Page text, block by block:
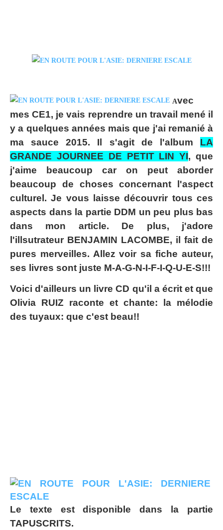
Avec
mes CE1, je vais reprendre un travail mené il
y a quelques années mais que j'ai remanié à
ma sauce 2015. Il s'agit de l'album LA
GRANDE JOURNEE DE PETIT LIN YI, que
j'aime beaucoup car on peut aborder
beaucoup de choses concernant l'aspect
culturel. Je vous laisse découvrir tous ces
aspects dans la partie DDM un peu plus bas
dans mon article. De plus, j'adore
l'illsutrateur BENJAMIN LACOMBE, il fait de
pures merveilles. Allez voir sa fiche auteur,
ses livres sont juste M-A-G-N-I-F-I-Q-U-E-S!!!
Voici d'ailleurs un livre CD qu'il a écrit et que
Olivia RUIZ raconte et chante: la mélodie
des tuyaux: que c'est beau!!
Le texte est disponible dans la partie
TAPUSCRITS.